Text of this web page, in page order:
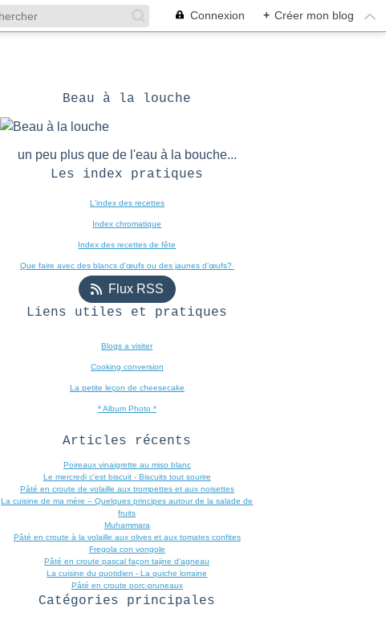
Connexion + Créer mon blog
Beau à la louche
un peu plus que de l'eau à la bouche...
Les index pratiques
L'index des recettes
Index chromatique
Index des recettes de fête
Que faire avec des blancs d’œufs ou des jaunes d’œufs?
Flux RSS
Liens utiles et pratiques
Blogs a visiter
Cooking conversion
La petite leçon de cheesecake
* Album Photo *
Articles récents
Poireaux vinaigrette au miso blanc
Le mercredi c'est biscuit - Biscuits tout sourire
Pâté en croute de volaille aux trompettes et aux noisettes
La cuisine de ma mère – Quelques principes autour de la salade de
fruits
Muhammara
Pâté en croute à la volaille aux olives et aux tomates confites
Fregola con vongole
Pâté en croute pascal façon tajine d’agneau
La cuisine du quotidien - La quiche lorraine
Pâté en croute porc-pruneaux
Catégories principales